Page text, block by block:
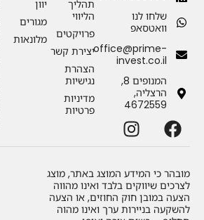
שלחו לנו
וואטסאפ
office@prime-
invest.co.il
המנופים 8,
הרצליה,
4672559
תהליך
הליווי
פרויקטים
יצירת קשר
הצהרת
נגישיות
מדיניות
פרטיות
יוון
מגורים
מלונאות
מובהר כי המידע המוצג באתר, מוצג
לצרכים שיווקים בלבד ואינו מהווה
הצעה במובן חוק החוזים, או הצעה
להשקעה בניירות ערך ואינו מהוה